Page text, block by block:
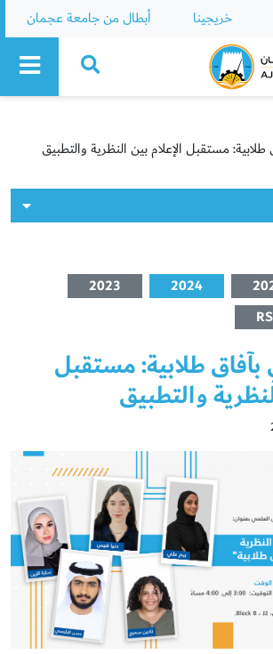
خريجينا أبطال من جامعة عجمان
مستقبل الإعلام بين النظرية والتطبيق
2024
2023
طلابية: مستقبل
والتطبيق